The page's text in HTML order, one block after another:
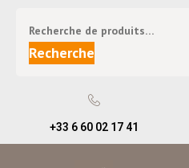
Recherche
+33 6 60 02 17 41